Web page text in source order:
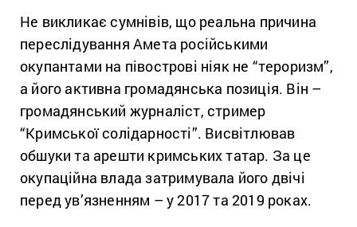
Не викликає сумнівів, що реальна причина
переслідування Амета російськими
окупантами на півострові ніяк не “тероризм”,
а його активна громадянська позиція. Він –
громадянський журналіст, стример
“Кримської солідарності”. Висвітлював
обшуки та арешти кримських татар. За це
окупаційна влада затримувала його двічі
перед ув’язненням – у 2017 та 2019 роках.